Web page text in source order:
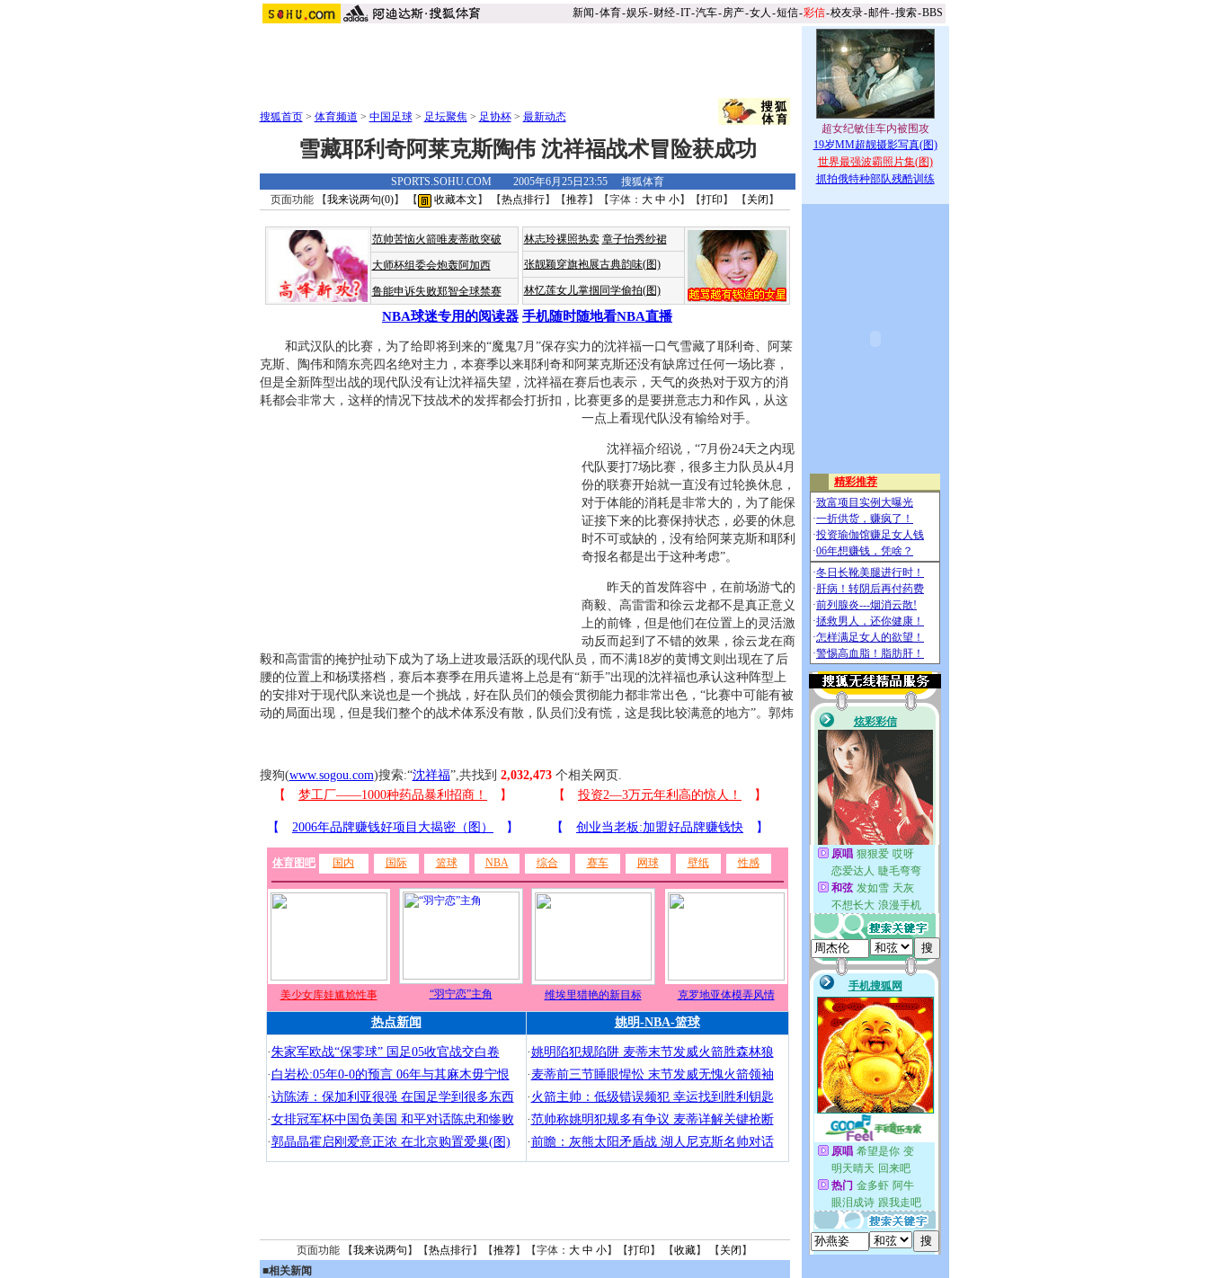
新闻-体育-娱乐-财经-IT-汽车-房产-女人 -短信-彩信-校友录-邮件-搜索-BBS
搜狐首页> 体育频道 > 中国足球> 足坛聚焦> 足协杯> 最新动态
雪藏耶利奇阿莱克斯陶伟 沈祥福战术冒险获成功
SPORTS.SOHU.COM 2005年6月25日23:55 搜狐体育
页面功能 【我来说两句(0)】 【 收藏本文 】 【热点排行】【推荐】【字体： 大 中 小】【打印 】 【 关闭 】
范帅苦恼火箭唯麦蒂敢突破
大师杯组委会炮轰阿加西
鲁能申诉失败郑智全球禁赛
林志玲裸照热卖 章子怡秀纱裙
张靓颖穿旗袍展古典韵味(图)
林忆莲女儿掌掴同学偷拍(图)
NBA球迷专用的阅读器 手机随时随地看NBA直播
和武汉队的比赛，为了给即将到来的“魔鬼7月”保存实力的沈祥福一口气雪藏了耶利奇、阿莱
克斯、陶伟和隋东亮四名绝对主力，本赛季以来耶利奇和阿莱克斯还没有缺席过任何一场比赛，
但是全新阵型出战的现代队没有让沈祥福失望，沈祥福在赛后也表示，天气的炎热对于双方的消
耗都会非常大，这样的情况下技战术的发挥都会打折扣，比赛更多的是要拼意志力和作风，从这
一点上看现代队没有输给对手。
沈祥福介绍说，“7月份24天之内现
代队要打7场比赛，很多主力队员从4月
份的联赛开始就一直没有过轮换休息，
对于体能的消耗是非常大的，为了能保
证接下来的比赛保持状态，必要的休息
时不可或缺的，没有给阿莱克斯和耶利
奇报名都是出于这种考虑”。
昨天的首发阵容中，在前场游弋的
商毅、高雷雷和徐云龙都不是真正意义
上的前锋，但是他们在位置上的灵活激
动反而起到了不错的效果，徐云龙在商
毅和高雷雷的掩护扯动下成为了场上进攻最活跃的现代队员，而不满18岁的黄博文则出现在了后
腰的位置上和杨璞搭档，赛后本赛季在用兵遣将上总是有“新手”出现的沈祥福也承认这种阵型上
的安排对于现代队来说也是一个挑战，好在队员们的领会贯彻能力都非常出色，“比赛中可能有被
动的局面出现，但是我们整个的战术体系没有散，队员们没有慌，这是我比较满意的地方”。郭炜
搜狗(www.sogou.com)搜索:“沈祥福”,共找到 2,032,473 个相关网页.
体育图吧 国内 国际 篮球 NBA 综合 赛车 网球 壁纸 性感
美少女库娃尴尬性事 “羽宁恋”主角 维埃里猎艳的新目标 克罗地亚体模弄风情
热点新闻 姚明-NBA-篮球
·朱家军欧战“保零球” 国足05收官战交白卷
· 白岩松:05年0-0的预言 06年与其麻木毋宁恨
·访陈涛：保加利亚很强 在国足学到很多东西
·女排冠军杯中国负美国 和平对话陈忠和惨败
·郭晶晶霍启刚爱意正浓 在北京购置爱巢(图)
·姚明陷犯规陷阱 麦蒂末节发威火箭胜森林狼
· 麦蒂前三节睡眼惺忪 末节发威无愧火箭领袖
· 火箭主帅：低级错误频犯 幸运找到胜利钥匙
·范帅称姚明犯规多有争议 麦蒂详解关键抢断
·前瞻：灰熊太阳矛盾战 湖人尼克斯名帅对话
页面功能 【我来说两句 】【热点排行】【推荐】【字体： 大 中 小】【打印 】 【收藏】 【 关闭 】
■相关新闻
19岁MM超靓摄影写真(图)
世界最强波霸照片集(图)
抓拍俄特种部队残酷训练